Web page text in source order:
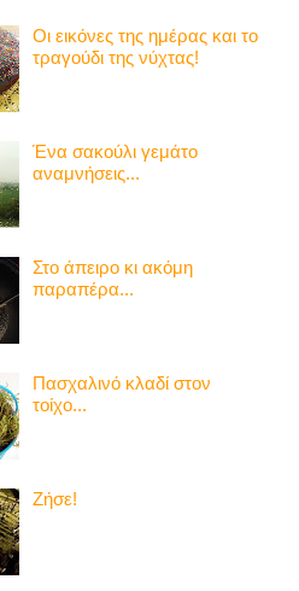
Οι εικόνες της ημέρας και το
τραγούδι της νύχτας!
Ένα σακούλι γεμάτο
αναμνήσεις...
Στο άπειρο κι ακόμη
παραπέρα...
Πασχαλινό κλαδί στον
τοίχο...
Ζήσε!